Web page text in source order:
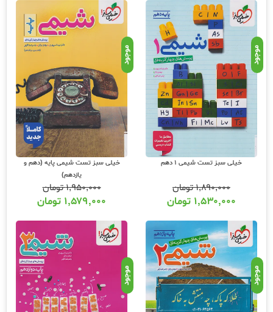
موجود
خیلی سبز تست شیمی 1 دهم
۱,۸۹۰,۰۰۰تومان
۱,۵۳۰,۰۰۰ تومان
موجود
خیلی سبز تست شیمی پایه (دهم و
یازدهم)
۱,۹۵۰,۰۰۰تومان
۱,۵۷۹,۰۰۰ تومان
موجود موجود